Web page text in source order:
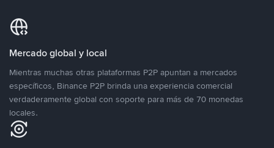
Mercado global y local
Mientras muchas otras plataformas P2P apuntan a mercados
específicos, Binance P2P brinda una experiencia comercial
verdaderamente global con soporte para más de 70 monedas
locales.